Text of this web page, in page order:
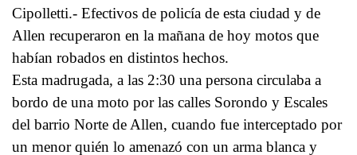
Cipolletti.- Efectivos de policía de esta ciudad y de
Allen recuperaron en la mañana de hoy motos que
habían robados en distintos hechos.
Esta madrugada, a las 2:30 una persona circulaba a
bordo de una moto por las calles Sorondo y Escales
del barrio Norte de Allen, cuando fue interceptado por
un menor quién lo amenazó con un arma blanca y